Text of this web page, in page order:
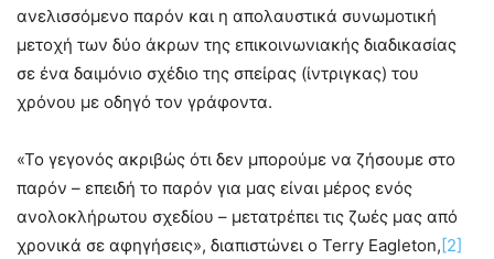
ανελισσόμενο παρόν και η απολαυστικά συνωμοτική
μετοχή των δύο άκρων της επικοινωνιακής διαδικασίας
σε ένα δαιμόνιο σχέδιο της σπείρας (ίντριγκας) του
χρόνου με οδηγό τον γράφοντα.
«Το γεγονός ακριβώς ότι δεν μπορούμε να ζήσουμε στο
παρόν – επειδή το παρόν για μας είναι μέρος ενός
ανολοκλήρωτου σχεδίου – μετατρέπει τις ζωές μας από
χρονικά σε αφηγήσεις», διαπιστώνει ο Terry Eagleton,[2]